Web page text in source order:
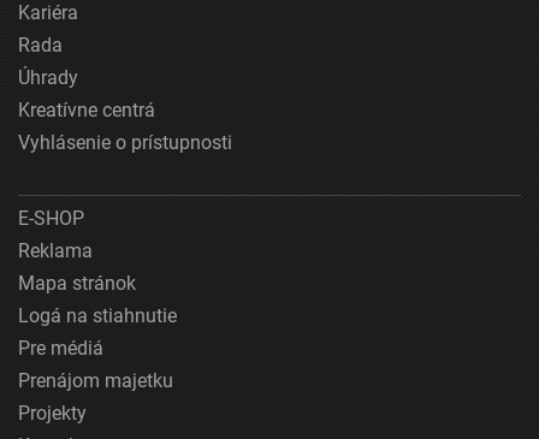
Kariéra
Rada
Úhrady
Kreatívne centrá
Vyhlásenie o prístupnosti
E-SHOP
Reklama
Mapa stránok
Logá na stiahnutie
Pre médiá
Prenájom majetku
Projekty